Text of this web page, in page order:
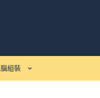
組裝